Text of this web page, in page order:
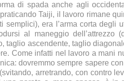
di spada anche agli
Taiji, il lavoro rimane
semplici), era l’arma corta degli
al maneggio
taglio ascendente, taglio
Come infatti nel lavoro a mani
dovremmo sempre sapere
arretrando, con contro